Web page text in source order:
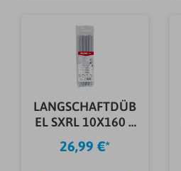
LANGSCHAFTDÜB
EL SXRL 10X160 T
B
26,99 €*